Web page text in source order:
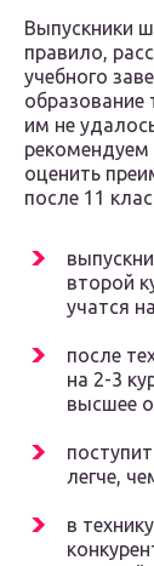
Выпускники
правило,
учебного
образование
им не
рекомендуем
оценить
после 11
второй
учатся
после
на 2-3
высшее
легче,
в